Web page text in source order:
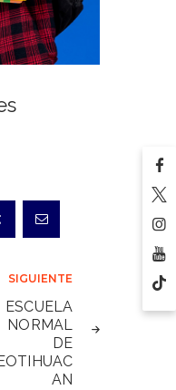
SIGUIENTE
ESCUELA
NORMAL
DE
AN